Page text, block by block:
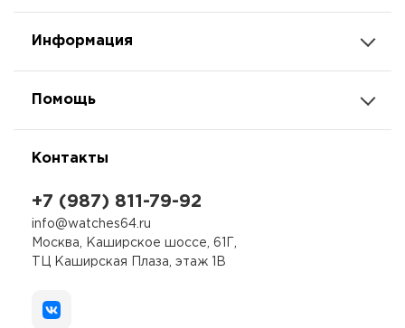
Информация
Помощь
Контакты
+7 (987) 811-79-92
info@watches64.ru
Москва, Каширское шоссе, 61Г,
ТЦ Каширская Плаза, этаж 1В